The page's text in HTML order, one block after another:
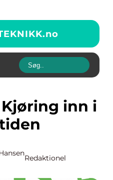
no
Redaktionel